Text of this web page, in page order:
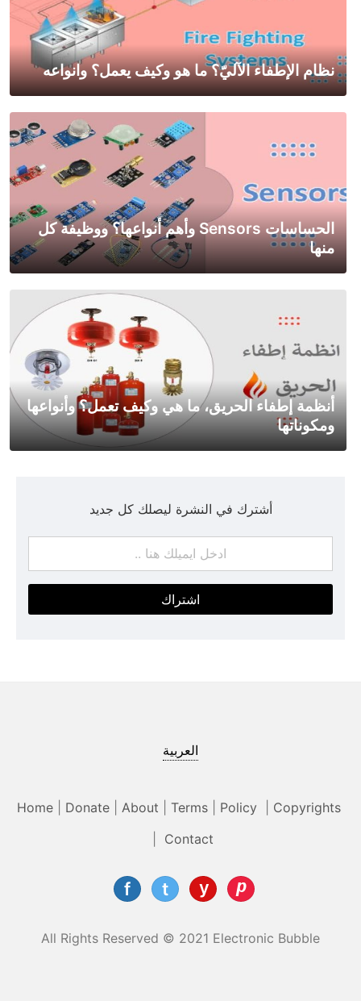
نظام الإطفاء الآليّ؟ ما هو وكيف يعمل؟ وانواعه
الحساسات Sensors وأهم أنواعها؟ ووظيفة كل
منها
أنظمة إطفاء الحريق، ما هي وكيف تعمل؟ وأنواعها
ومكوناتها
أشترك في النشرة ليصلك كل جديد
اشتراك
العربية
Home| Donate| About Terms| Policy
Copyrights
Contact
All Rights Reserved © 2021 Electronic Bubble